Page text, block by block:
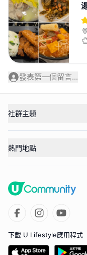
發表第一個留言...
社群主題
熱門地點
下載 U Lifestyle應用程式